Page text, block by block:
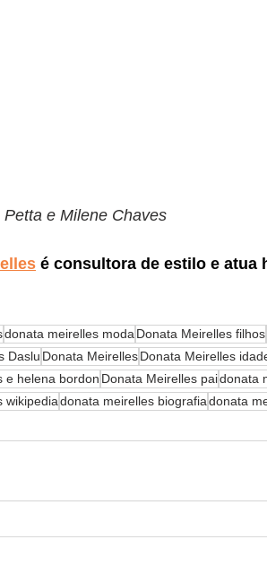
Petta e Milene Chaves
é consultora de estilo e atua
donata meirelles moda Donata Meirelles filhos
Daslu Donata MeirellesDonata Meirelles
e helena bordon Donata Meirelles paidonata
wikipediadonata meirelles biografiadonata